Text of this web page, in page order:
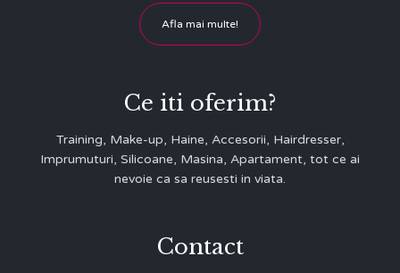
Afla mai multe!
Ce iti oferim?
Training, Make-up, Haine, Accesorii, Hairdresser,
Imprumuturi, Silicoane, Masina, Apartament, tot ce ai
nevoie ca sa reusesti in viata.
Contact